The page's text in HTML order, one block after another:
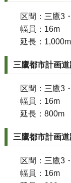
区間：三鷹3
幅員：16m
延長：1,000m
三鷹都市計画
区間：三鷹3
幅員：16m
延長：800m
三鷹都市計画
区間：三鷹3
幅員：16m